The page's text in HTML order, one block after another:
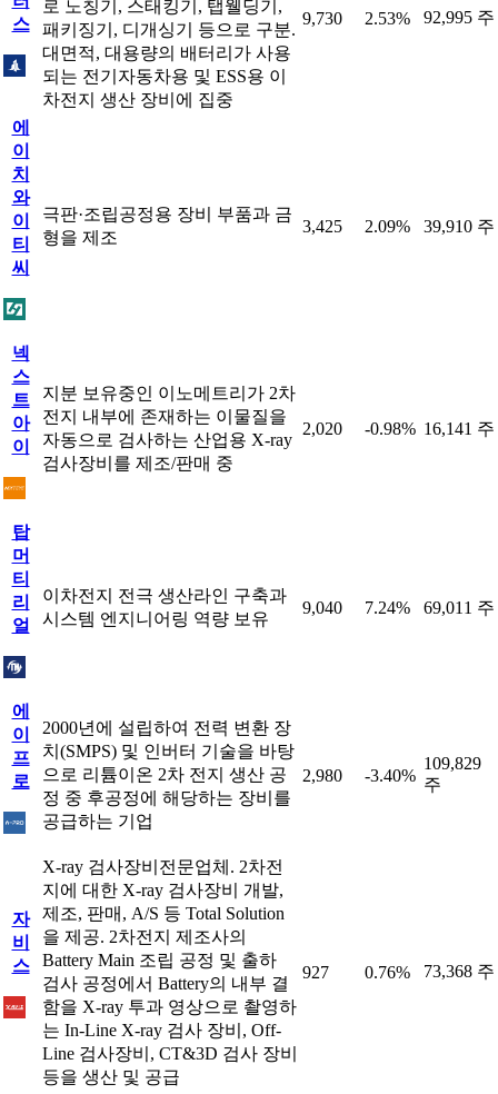
스
로 노칭기, 스태킹기, 탭웰딩기,
패키징기, 디개싱기 등으로 구분.
대면적, 대용량의 배터리가 사용
되는 전기자동차용 및 ESS용 이
차전지 생산 장비에 집중
9,730 2.53% 92,995 주
에
이
치
와
이
티
씨
극판·조립공정용 장비 부품과 금
형을 제조
3,425 2.09% 39,910 주
넥
스
트
아
이
지분 보유중인 이노메트리가 2차
전지 내부에 존재하는 이물질을
자동으로 검사하는 산업용 X-ray
검사장비를 제조/판매 중
2,020 -0.98% 16,141 주
탑
머
티
리
얼
이차전지 전극 생산라인 구축과
시스템 엔지니어링 역량 보유
9,040 7.24% 69,011 주
에
이
프
로
2000년에 설립하여 전력 변환 장
치(SMPS) 및 인버터 기술을 바탕
으로 리튬이온 2차 전지 생산 공
정 중 후공정에 해당하는 장비를
공급하는 기업
2,980 -3.40%
109,829
주
자
비
스
X-ray 검사장비전문업체. 2차전
지에 대한 X-ray 검사장비 개발,
제조, 판매, A/S 등 Total Solution
을 제공. 2차전지 제조사의
Battery Main 조립 공정 및 출하
검사 공정에서 Battery의 내부 결
함을 X-ray 투과 영상으로 촬영하
는 In-Line X-ray 검사 장비, Off-
Line 검사장비, CT&3D 검사 장비
등을 생산 및 공급
927 0.76% 73,368 주